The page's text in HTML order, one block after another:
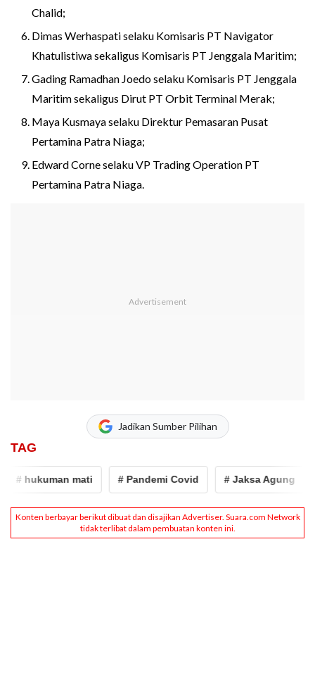
Chalid;
Dimas Werhaspati selaku Komisaris PT Navigator
Khatulistiwa sekaligus Komisaris PT Jenggala Maritim;
Gading Ramadhan Joedo selaku Komisaris PT Jenggala
Maritim sekaligus Dirut PT Orbit Terminal Merak;
Maya Kusmaya selaku Direktur Pemasaran Pusat
Pertamina Patra Niaga;
Edward Corne selaku VP Trading Operation PT
Pertamina Patra Niaga.
Jadikan Sumber Pilihan
TAG
# hukuman mati # Pandemi Covid # Jaksa Agung